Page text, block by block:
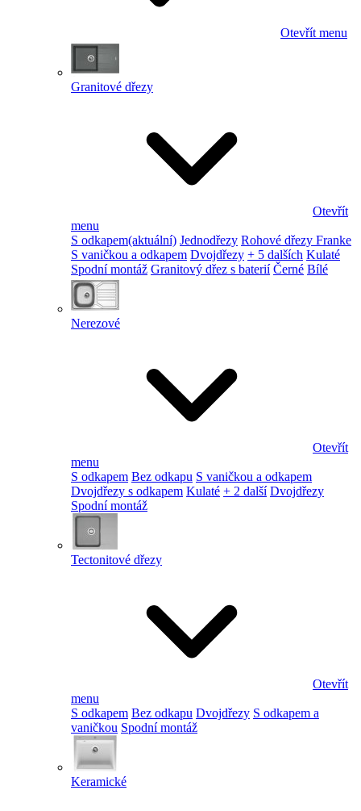
Otevřít menu
Granitové dřezy
Otevřít
menu
S odkapem(aktuální) Jednodřezy Rohové dřezy Franke
S vaničkou a odkapem Dvojdřezy + 5 dalších Kulaté
Spodní montáž Granitový dřez s baterií Černé Bílé
Nerezové
Otevřít
menu
S odkapem Bez odkapu S vaničkou a odkapem
Dvojdřezy s odkapem Kulaté + 2 další Dvojdřezy
Spodní montáž
Tectonitové dřezy
Otevřít
menu
S odkapem Bez odkapu Dvojdřezy S odkapem a
vaničkou Spodní montáž
Keramické